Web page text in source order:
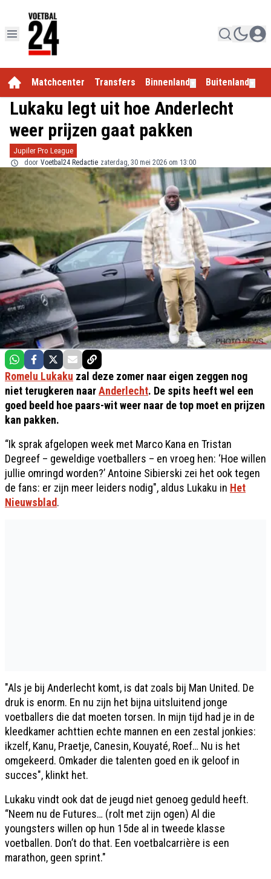
Matchcenter Transfers Binnenland Buitenland
Lukaku legt uit hoe Anderlecht
weer prijzen gaat pakken
Jupiler Pro League
door Voetbal24 Redactie zaterdag, 30 mei 2026 om 13:00
Romelu Lukaku zal deze zomer naar eigen zeggen nog
niet terugkeren naarAnderlecht. De spits heeft wel een
goed beeld hoe paars-wit weer naar de top moet en prijzen
kan pakken.
“Ik sprak afgelopen week met Marco Kana en Tristan
Degreef – geweldige voetballers – en vroeg hen: ‘Hoe willen
jullie omringd worden?’ Antoine Sibierski zei het ook tegen
de fans: er zijn meer leiders nodig", aldus Lukaku in Het
Nieuwsblad.
"Als je bij Anderlecht komt, is dat zoals bij Man United. De
druk is enorm. En nu zijn het bijna uitsluitend jonge
voetballers die dat moeten torsen. In mijn tijd had je in de
kleedkamer achttien echte mannen en een zestal jonkies:
ikzelf, Kanu, Praetje, Canesin, Kouyaté, Roef… Nu is het
omgekeerd. Omkader die talenten goed en ik geloof in
succes", klinkt het.
Lukaku vindt ook dat de jeugd niet genoeg geduld heeft.
“Neem nu de Futures… (rolt met zijn ogen) Al die
youngsters willen op hun 15de al in tweede klasse
voetballen. Don’t do that. Een voetbalcarrière is een
marathon, geen sprint."